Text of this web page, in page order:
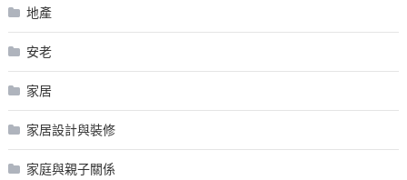
地產
安老
家居
家居設計與裝修
家庭與親子關係